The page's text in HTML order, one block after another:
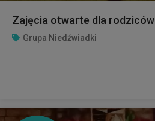
Zajęcia otwarte dla rodziców
Grupa Niedźwiadki